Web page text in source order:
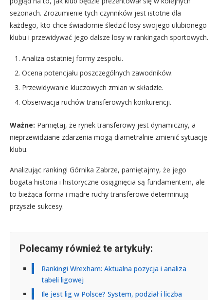
sezonach. Zrozumienie tych czynników jest istotne dla
każdego, kto chce świadomie śledzić losy swojego ulubionego
klubu i przewidywać jego dalsze losy w rankingach sportowych.
Analiza ostatniej formy zespołu.
Ocena potencjału poszczególnych zawodników.
Przewidywanie kluczowych zmian w składzie.
Obserwacja ruchów transferowych konkurencji.
Ważne: Pamiętaj, że rynek transferowy jest dynamiczny, a
nieprzewidziane zdarzenia mogą diametralnie zmienić sytuację
klubu.
Analizując rankingi Górnika Zabrze, pamiętajmy, że jego
bogata historia i historyczne osiągnięcia są fundamentem, ale
to bieżąca forma i mądre ruchy transferowe determinują
przyszłe sukcesy.
Polecamy również te artykuły:
Rankingi Wrexham: Aktualna pozycja i analiza
tabeli ligowej
Ile jest lig w Polsce? System, podział i liczba